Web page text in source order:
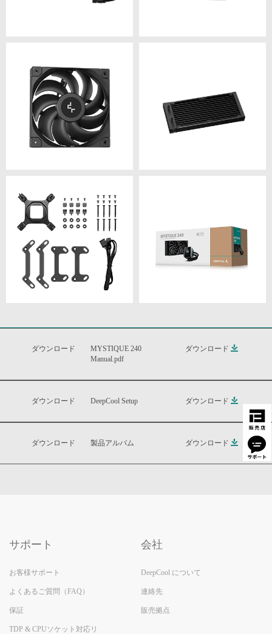
ダウンロード
MYSTIQUE 240
Manual.pdf
ダウンロード
ダウンロード DeepCool Setup ダウンロード
ダウンロード 製品アルバム ダウンロード
サポート
お客様サポート
よくあるご質問（FAQ）
保証
TDP & CPUソケット対応リ
会社
DeepCool について
連絡先
販売拠点